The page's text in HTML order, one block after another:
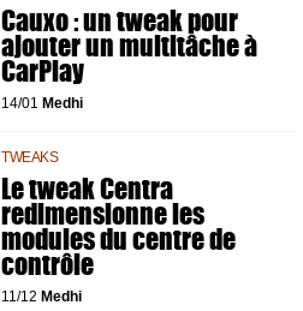
Cauxo : un tweak pour
ajouter un multitâche à
CarPlay
14/01 Medhi
TWEAKS
Le tweak Centra
redimensionne les
modules du centre de
contrôle
11/12 Medhi